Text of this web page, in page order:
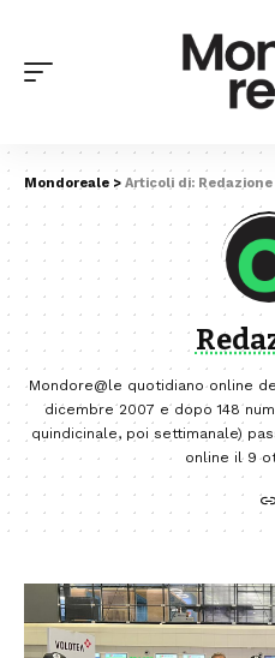
Mondoreale > Articoli di: Redazione
Mondore@le quotidiano online
dicembre 2007 e dopo 148
quindicinale, poi settimanale)
online il 9